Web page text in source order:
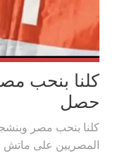
كلنا بنحب
حصل
كلنا بنحب مصر
المصريين على ماتش